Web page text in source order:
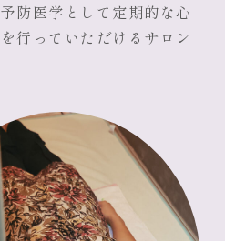
防医学として定期的な心
行っていただけるサロン